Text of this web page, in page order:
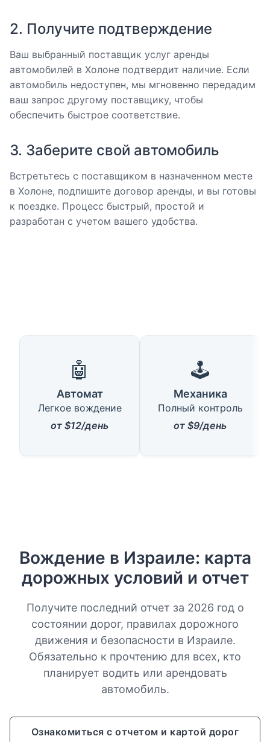
2. Получите подтверждение
Ваш выбранный поставщик услуг аренды
автомобилей в Холоне подтвердит наличие. Если
автомобиль недоступен, мы мгновенно передадим
ваш запрос другому поставщику, чтобы
обеспечить быстрое соответствие.
3. Заберите свой автомобиль
Встретьтесь с поставщиком в назначенном месте
в Холоне, подпишите договор аренды, и вы готовы
к поездке. Процесс быстрый, простой и
разработан с учетом вашего удобства.
🤖
Автомат
Легкое вождение
от $12/день
🕹️
Механика
Полный контроль
от $9/день
Вождение в Израиле: карта
дорожных условий и отчет
Получите последний отчет за 2026 год о
состоянии дорог, правилах дорожного
движения и безопасности в Израиле.
Обязательно к прочтению для всех, кто
планирует водить или арендовать
автомобиль.
Ознакомиться с отчетом и картой дорог